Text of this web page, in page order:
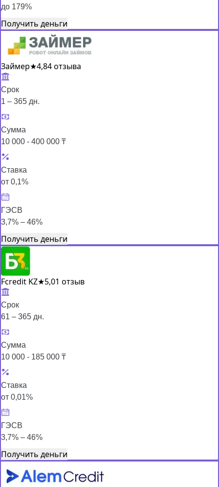
до 179%
Получить деньги
Займер★4,84 отзыва
Срок
1 – 365 дн.
Сумма
10 000 - 400 000 ₸
Ставка
от 0,1%
ГЭСВ
3,7% – 46%
Получить деньги
Fcredit KZ★5,01 отзыв
Срок
61 – 365 дн.
Сумма
10 000 - 185 000 ₸
Ставка
от 0,01%
ГЭСВ
3,7% – 46%
Получить деньги